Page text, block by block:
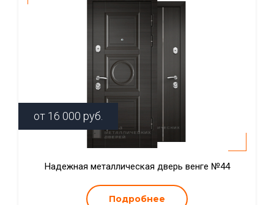
от 16 000 руб.
Надежная металлическая дверь венге №44
Подробнее